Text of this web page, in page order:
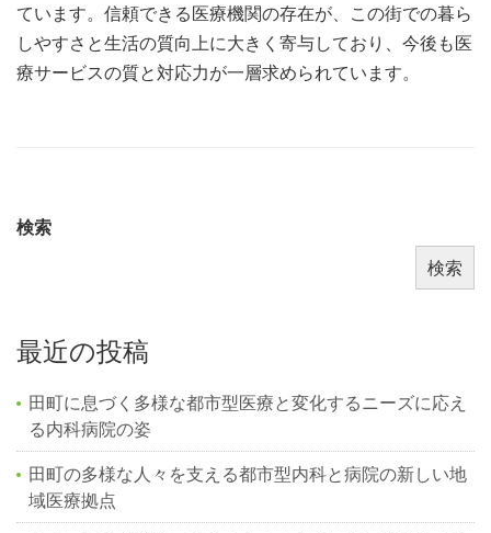
ています。信頼できる医療機関の存在が、この街での暮ら
しやすさと生活の質向上に大きく寄与しており、今後も医
療サービスの質と対応力が一層求められています。
検索
検索
最近の投稿
田町に息づく多様な都市型医療と変化するニーズに応え
る内科病院の姿
田町の多様な人々を支える都市型内科と病院の新しい地
域医療拠点